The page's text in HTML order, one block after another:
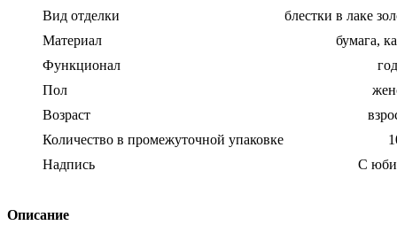
Вид отделки
блестки в лаке
Материал
бумага,
Функционал
Пол
Возраст
Количество в промежуточной упаковке
Надпись
С
Описание